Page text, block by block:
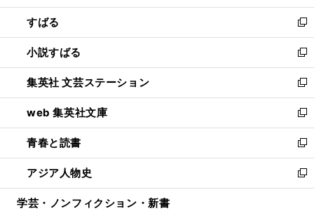
開
く
ウ
で
開
く
ン
ド
ウ
で
開
く
すばる
新
し
い
ウ
ィ
ン
ド
ウ
で
開
く
小説すばる
新
し
い
ウ
ィ
ン
ド
ウ
で
開
集英社 文芸ステーション
新
し
い
ウ
ィ
ン
ド
ウ
web 集英社文庫
新
し
い
ウ
ィ
ン
青春と読書
新
し
い
ウ
アジア人物史
新
し
学芸・ノンフィクション・新書